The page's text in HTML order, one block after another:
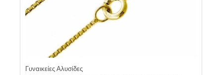
Γυναικείες Αλυσίδες